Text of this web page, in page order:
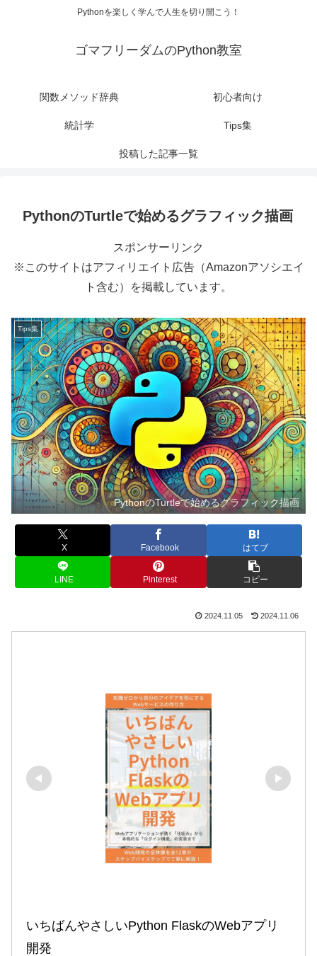
Pythonを楽しく学んで人生を切り開こう！
ゴマフリーダムのPython教室
関数メソッド辞典 初心者向け
統計学 Tips集
投稿した記事一覧
PythonのTurtleで始めるグラフィック描画
スポンサーリンク
※このサイトはアフィリエイト広告（Amazonアソシエイ
ト含む）を掲載しています。
Tips集
PythonのTurtleで始めるグラフィック描画
X Facebook はてブ
LINE Pinterest コピー
2024.11.05 2024.11.06
いちばんやさしいPython FlaskのWebアプリ
開発